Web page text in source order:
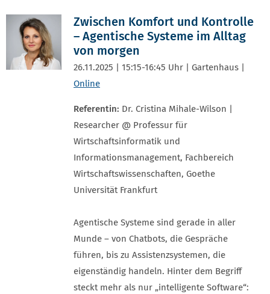
Zwischen Komfort und Kontrolle
– Agentische Systeme im Alltag
von morgen
26.11.2025 | 15:15-16:45 Uhr | Gartenhaus |
Online
Referentin: Dr. Cristina Mihale-Wilson |
Researcher @ Professur für
Wirtschaftsinformatik und
Informationsmanagement, Fachbereich
Wirtschaftswissenschaften, Goethe
Universität Frankfurt
Agentische Systeme sind gerade in aller
Munde – von Chatbots, die Gespräche
führen, bis zu Assistenzsystemen, die
eigenständig handeln. Hinter dem Begriff
steckt mehr als nur „intelligente Software“: